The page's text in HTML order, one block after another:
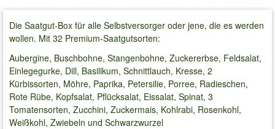
Die Saatgut-Box für alle Selbstversorger oder jene, die es werden
wollen. Mit 32 Premium-Saatgutsorten:
Aubergine, Buschbohne, Stangenbohne, Zuckererbse, Feldsalat,
Einlegegurke, Dill, Basilikum, Schnittlauch, Kresse, 2
Kürbissorten, Möhre, Paprika, Petersilie, Porree, Radieschen,
Rote Rübe, Kopfsalat, Pflücksalat, Eissalat, Spinat, 3
Tomatensorten, Zucchini, Zuckermais, Kohlrabi, Rosenkohl,
Weißkohl, Zwiebeln und Schwarzwurzel